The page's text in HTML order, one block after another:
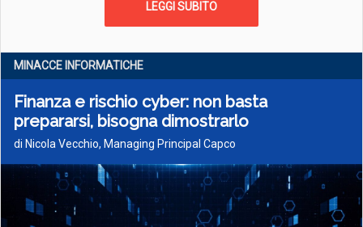
LEGGI SUBITO
MINACCE INFORMATICHE
Finanza e rischio cyber: non basta
prepararsi, bisogna dimostrarlo
di Nicola Vecchio, Managing Principal Capco